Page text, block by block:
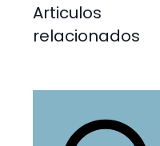
Articulos
relacionados